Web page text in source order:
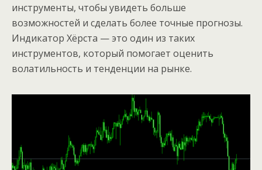
инструменты, чтобы увидеть больше
возможностей и сделать более точные прогнозы.
Индикатор Хёрста — это один из таких
инструментов, который помогает оценить
волатильность и тенденции на рынке.